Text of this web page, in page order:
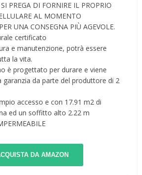
PREGA DI FORNIRE IL PROPRIO
AL MOMENTO
UNA CONSEGNA PIÙ AGEVOLE.
certificato
e manutenzione, potrà essere
la vita.
è progettato per durare e viene
da parte del produttore di 2
accesso e con 17.91 m2 di
ed un soffitto alto 2.22 m
DA AMAZON